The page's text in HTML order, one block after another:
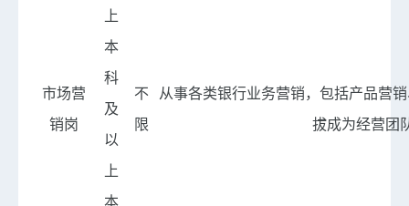
上
市场营
销岗
本
科
及
以
上
不
限
从事各类银行业务营销，包括产品营
拔成为经营团
本